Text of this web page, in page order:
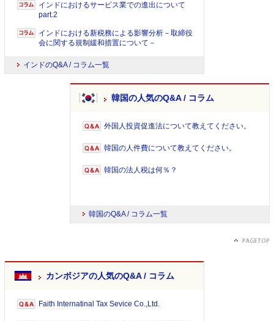
インドにおけるサービス業での進出について
part.2
インドにおける新税務による影響分析－取締役
会に関する規制緩和措置について－
インドのQ&A / コラム一覧
韓国の人気のQ&A / コラム
外国人投資促進法について教えてください。
韓国の人件費について教えてください。
韓国の法人税は何％？
韓国のQ&A / コラム一覧
カンボジアの人気のQ&A / コラム
Faith Internatinal Tax Sevice Co.,Ltd.